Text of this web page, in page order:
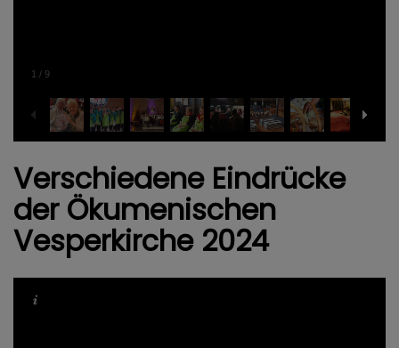
1 / 9
Verschiedene Eindrücke
der Ökumenischen
Vesperkirche 2024